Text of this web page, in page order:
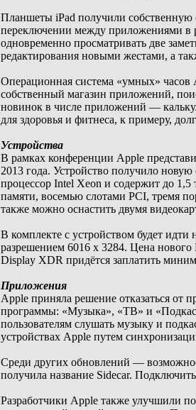
Планшеты iPad получили собственную
переключении между приложениями в
одновременно просматривать две
редактирования новыми жестами, а
Операционная система «умных»
собственный магазин приложений,
новинок в числе приложений —
для здоровья и фитнеса, к примеру,
Устройства
В рамках конференции Apple
2013 года. Устройство получило
процессор Intel Xeon и содержит до
памяти, восемью слотами PCI, тремя
также можно оснастить двумя
В комплекте с устройством будет
разрешением 6016 x 3284. Цена нового
Display XDR придётся заплатить
Приложения
Apple приняла решение отказаться от
программы: «Музыка», «ТВ» и
пользователям слушать музыку и
устройствах Apple путем
Среди других обновлений —
получила название Sidecar.
Разработчики Apple также улучшили